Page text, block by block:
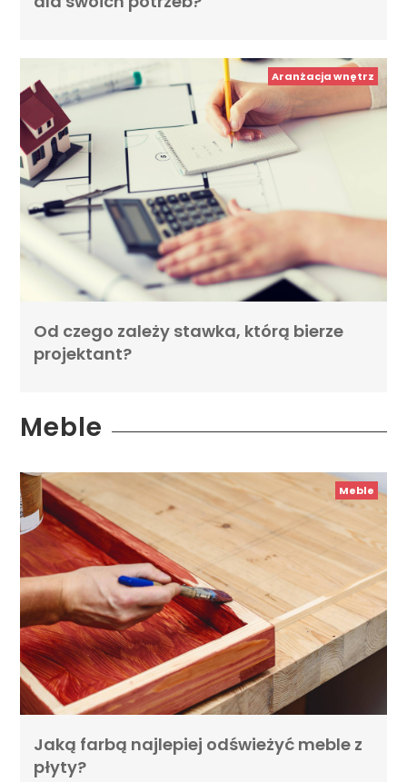
Aranżacja wnętrz
Od czego zależy stawka, którą bierze
projektant?
Meble
Meble
Jaką farbą najlepiej odświeżyć meble z
płyty?